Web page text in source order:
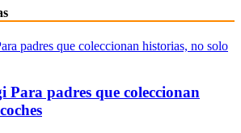
Para padres que coleccionan